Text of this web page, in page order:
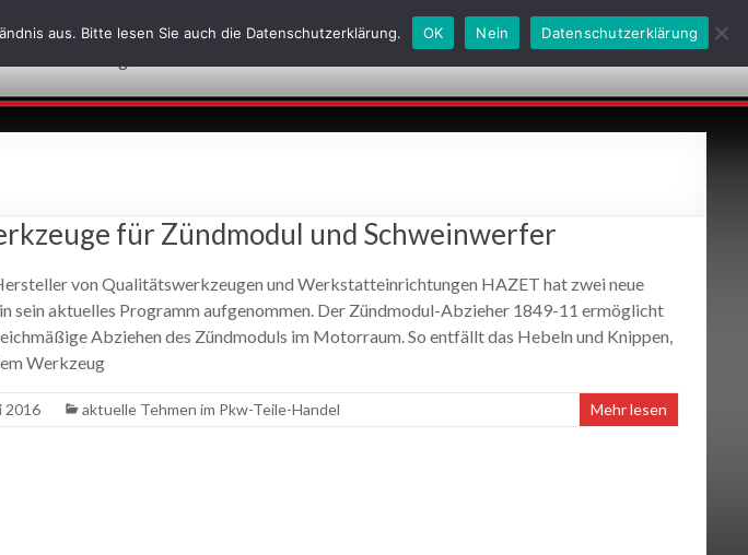
für Zündmodul und Schweinwerfer
von Qualitätswerkzeugen und Werkstatteinrichtungen HAZET hat zwei neue
sein aktuelles Programm aufgenommen. Der Zündmodul-Abzieher 1849-11 ermöglicht
Abziehen des Zündmoduls im Motorraum. So entfällt das Hebeln und Knippen,
Werkzeug
2016 aktuelle Tehmen im Pkw-Teile-Handel Mehr lesen
aus. Bitte lesen Sie auch die Datenschutzerklärung. OK Nein Datenschutzerklärung